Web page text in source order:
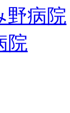
野病院
院